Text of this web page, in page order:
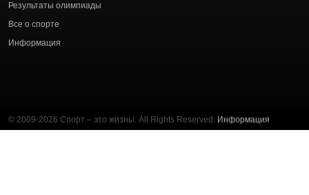
Результаты олимпиады
Все о спорте
Информация
© 2009-2026 Спорт – это жизнь!. All Rights Reserved. Информация